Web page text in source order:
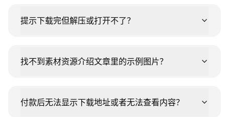
提示下载完但解压或打开不了？
找不到素材资源介绍文章里的示例图片？
付款后无法显示下载地址或者无法查看内容？